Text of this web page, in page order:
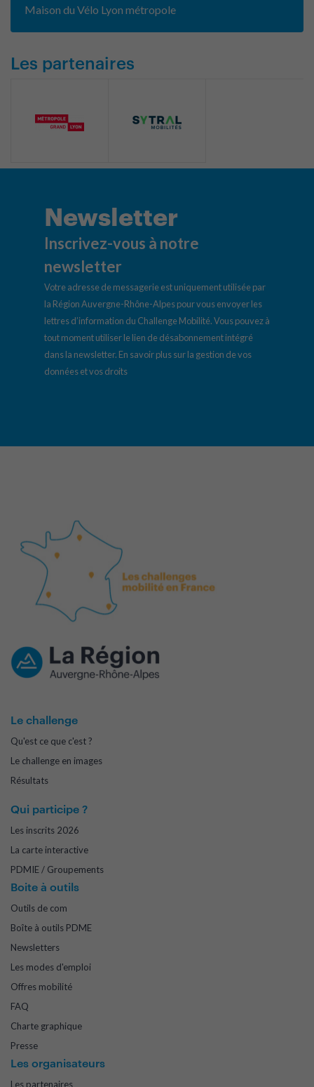
Maison du Vélo Lyon métropole
Les partenaires
Newsletter
Inscrivez-vous à notre
newsletter
Votre adresse de messagerie est uniquement utilisée par
la Région Auvergne-Rhône-Alpes pour vous envoyer les
lettres d’information du Challenge Mobilité. Vous pouvez à
tout moment utiliser le lien de désabonnement intégré
dans la newsletter. En savoir plus sur la gestion de vos
données et vos droits
Le challenge
Qu'est ce que c'est ?
Le challenge en images
Résultats
Qui participe ?
Les inscrits 2026
La carte interactive
PDMIE / Groupements
Boite à outils
Outils de com
Boîte à outils PDME
Newsletters
Les modes d'emploi
Offres mobilité
FAQ
Charte graphique
Presse
Les organisateurs
Les partenaires